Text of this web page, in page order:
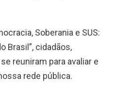
Soberania e SUS:
Brasil”, cidadãos,
reuniram para avaliar e
rede pública.